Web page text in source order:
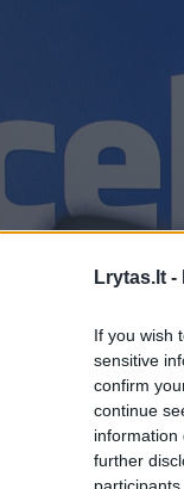
Lrytas.lt -
If you wish
sensitive
confirm
continue
information
further